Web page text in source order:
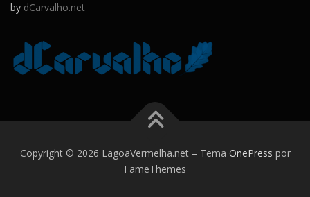
by dCarvalho.net
Copyright © 2026 LagoaVermelha.net – Tema OnePress por
FameThemes